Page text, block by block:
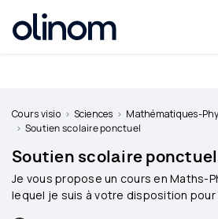
professeur
Se
Cours visio Sciences
Mathématiques-
Soutien scolaire ponctuel
Soutien scolaire ponctuel
Je vous propose un cours en Maths-
lequel je suis à votre disposition
Olinom™ respecte votre vie privée